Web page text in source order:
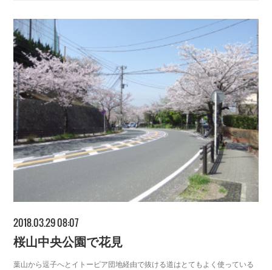
2018.03.29 08:07
桜山中央公園で花見
葉山から逗子へとイトーピア団地経由で抜ける道はとてもよく使っている